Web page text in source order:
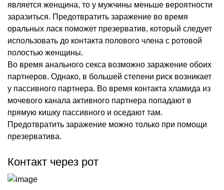
является женщина, то у мужчины меньше вероятности
заразиться. Предотвратить заражение во время
оральных ласк поможет презерватив, который следует
использовать до контакта полового члена с ротовой
полостью женщины.
Во время анального секса возможно заражение обоих
партнеров. Однако, в большей степени риск возникает
у пассивного партнера. Во время контакта хламида из
мочевого канала активного партнера попадают в
прямую кишку пассивного и оседают там.
Предотвратить заражение можно только при помощи
презерватива.
Контакт через рот